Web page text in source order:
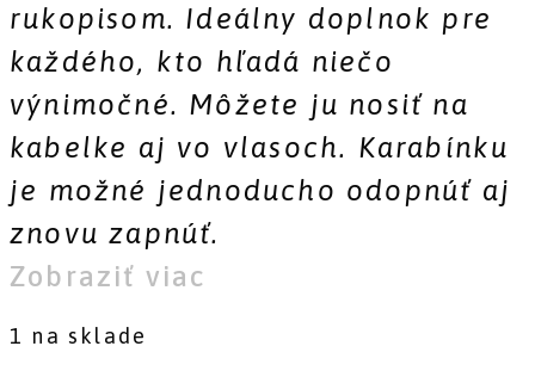
rukopisom. Ideálny doplnok pre
každého, kto hľadá niečo
výnimočné. Môžete ju nosiť na
kabelke aj vo vlasoch. Karabínku
je možné jednoducho odopnúť aj
znovu zapnúť.
Zobraziť viac
1 na sklade